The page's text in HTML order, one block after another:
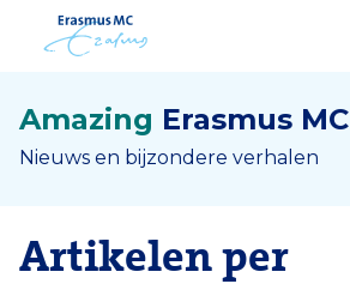
Amazing Erasmus MC
Nieuws en bijzondere verhalen
Artikelen per